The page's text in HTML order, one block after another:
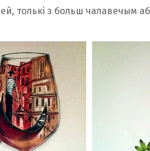
толькі з больш чалавечым